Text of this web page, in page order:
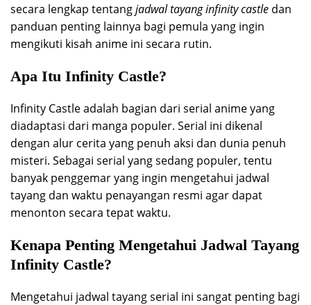
secara lengkap tentangjadwal tayang infinity castle dan
panduan penting lainnya bagi pemula yang ingin
mengikuti kisah anime ini secara rutin.
Apa Itu Infinity Castle?
Infinity Castle adalah bagian dari serial anime yang
diadaptasi dari manga populer. Serial ini dikenal
dengan alur cerita yang penuh aksi dan dunia penuh
misteri. Sebagai serial yang sedang populer, tentu
banyak penggemar yang ingin mengetahui jadwal
tayang dan waktu penayangan resmi agar dapat
menonton secara tepat waktu.
Kenapa Penting Mengetahui Jadwal Tayang
Infinity Castle?
Mengetahui jadwal tayang serial ini sangat penting bagi